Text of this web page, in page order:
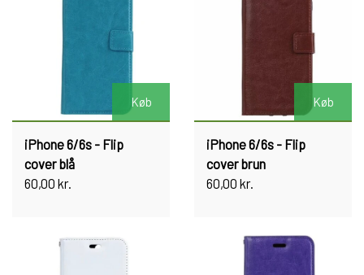
Køb
iPhone 6/6s - Flip
cover blå
60,00 kr.
Køb
iPhone 6/6s - Flip
cover brun
60,00 kr.